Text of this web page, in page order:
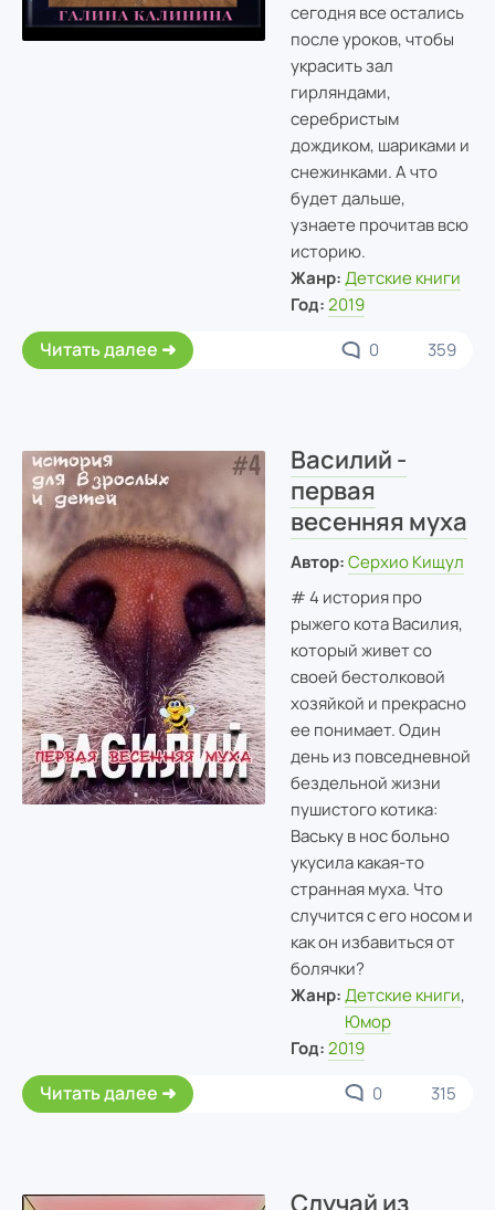
сегодня все остались
после уроков, чтобы
украсить зал
гирляндами,
серебристым
дождиком, шариками и
снежинками. А что
будет дальше,
узнаете прочитав всю
историю.
Жанр: Детские книги
Год: 2019
Читать далее 0 359
Василий -
первая
весенняя муха
Автор: Серхио Кищул
# 4 история про
рыжего кота Василия,
который живет со
своей бестолковой
хозяйкой и прекрасно
ее понимает. Один
день из повседневной
бездельной жизни
пушистого котика:
Ваську в нос больно
укусила какая-то
странная муха. Что
случится с его носом и
как он избавиться от
болячки?
Жанр: Детские книги,
Юмор
Год: 2019
Читать далее 0 315
Случай из